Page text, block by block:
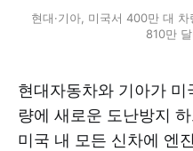
현대·기아, 미국서 400만 대
810만
현대자동차와 기아가
량에 새로운 도난방지
미국 내 모든 신차에 엔